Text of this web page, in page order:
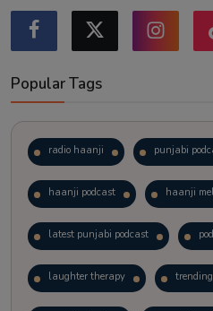
Popular Tags
radio haanji punjabi
haanji podcast haanji
latest punjabi podcast
laughter therapy